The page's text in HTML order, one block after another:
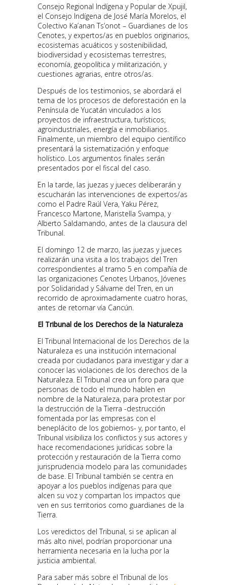
Consejo Regional Indígena y Popular de Xpujil,
el Consejo Indígena de José María Morelos, el
Colectivo Ka’anan Ts’onot – Guardianes de los
Cenotes, y expertos/as en pueblos originarios,
ecosistemas acuáticos y sostenibilidad,
biodiversidad y ecosistemas terrestres,
economía, geopolítica y militarización, y
cuestiones agrarias, entre otros/as.
Después de los testimonios, se abordará el
tema de los procesos de deforestación en la
Península de Yucatán vinculados a los
proyectos de infraestructura, turísticos,
agroindustriales, energía e inmobiliarios.
Finalmente, un miembro del equipo científico
presentará la sistematización y enfoque
holístico. Los argumentos finales serán
presentados por el fiscal del caso.
En la tarde, las juezas y jueces deliberarán y
escucharán las intervenciones de expertos/as
como el Padre Raúl Vera, Yaku Pérez,
Francesco Martone, Maristella Svampa, y
Alberto Saldamando, antes de la clausura del
Tribunal.
El domingo 12 de marzo, las juezas y jueces
realizarán una visita a los trabajos del Tren
correspondientes al tramo 5 en compañía de
las organizaciones Cenotes Urbanos, Jóvenes
por Solidaridad y Sálvame del Tren, en un
recorrido de aproximadamente cuatro horas,
antes de retornar vía Cancún.
El Tribunal de los Derechos de la Naturaleza
El Tribunal Internacional de los Derechos de la
Naturaleza es una institución internacional
creada por ciudadanos para investigar y dar a
conocer las violaciones de los derechos de la
Naturaleza. El Tribunal crea un foro para que
personas de todo el mundo hablen en
nombre de la Naturaleza, para protestar por
la destrucción de la Tierra -destrucción
fomentada por las empresas con el
beneplácito de los gobiernos- y, por tanto, el
Tribunal visibiliza los conflictos y sus actores y
hace recomendaciones jurídicas sobre la
protección y restauración de la Tierra como
jurisprudencia modelo para las comunidades
de base. El Tribunal también se centra en
apoyar a los pueblos indígenas para que
alcen su voz y compartan los impactos que
ven en sus territorios como guardianes de la
Tierra.
Los veredictos del Tribunal, si se aplican al
más alto nivel, podrían proporcionar una
herramienta necesaria en la lucha por la
justicia ambiental.
Para saber más sobre el Tribunal de los